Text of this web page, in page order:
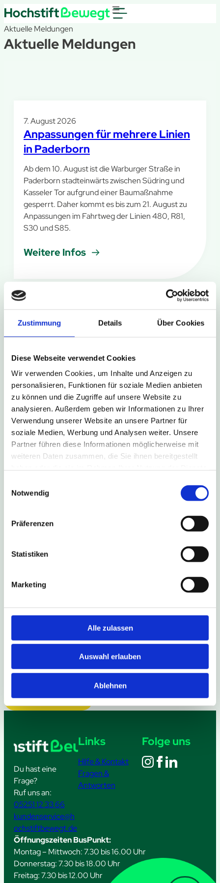
Zustimmung Details Über Cookies
Diese Webseite verwendet Cookies
Wir verwenden Cookies, um Inhalte und Anzeigen zu
personalisieren, Funktionen für soziale Medien anbieten
zu können und die Zugriffe auf unsere Website zu
analysieren. Außerdem geben wir Informationen zu Ihrer
Verwendung unserer Website an unsere Partner für
soziale Medien, Werbung und Analysen weiter. Unsere
Partner führen diese Informationen möglicherweise mit
weiteren Daten zusammen, die Sie ihnen bereitgestellt
Notwendig
Präferenzen
Statistiken
Marketing
Alle zulassen
Auswahl erlauben
Ablehnen
Aktuelle Meldungen
Aktuelle Meldungen
7. August 2026
Anpassungen für mehrere Linien
in Paderborn
Ab dem 10. August ist die Warburger Straße in
Paderborn stadteinwärts zwischen Südring und
Kasseler Tor aufgrund einer Baumaßnahme
gesperrt. Daher kommt es bis zum 21. August zu
Anpassungen im Fahrtweg der Linien 480, R81,
S30 und S85.
Weitere Infos
Kurze Umleitung in Bad Driburg-
Im Rahmen des Schützenfestes in Bad Driburg-
Neuenheerse kommt es am Wochenende zu
kurzzeitigen Sperrungen der Haltestellen
Neuenheerse Siedlung und Neuenheerse Kiche.
Weitere Infos
B1-Sperrung führt zu Umleitung
Aufgrund einer Fahrbahn-Sanierung ist die B1 in
Fahrtrichtung Salzkotten vom 6. August bis zum
16. Oktober 2026 gesperrt. Die Linien S90, 490,
eine Umleitungsstrecke.
Weitere Infos
Weitere Meldungen
Du hast eine
Frage?
Ruf uns an:
05251 12 33 66
kundenservice@h
ochstiftbewegt.de
Links
Hilfe & Kontakt
Fragen &
Antworten
Folge uns
Öffnungszeiten BusPunkt:
Montag – Mittwoch: 7.30 bis 16.00 Uhr
Donnerstag: 7.30 bis 18.00 Uhr
Freitag: 7.30 bis 12.00 Uhr